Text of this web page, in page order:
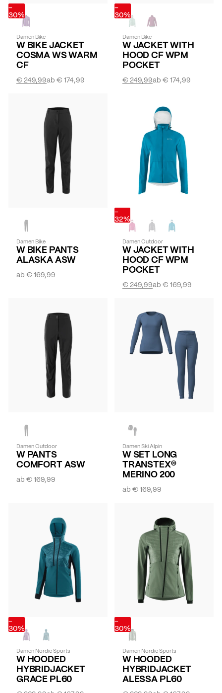
-
30%
Damen Bike
W BIKE JACKET
COSMA WS WARM
CF
ab€ 174,99
€ 249,99
-
30%
Damen Bike
W JACKET WITH
HOOD CF WPM
POCKET
ab€ 174,99
€ 249,99
Damen Bike
W BIKE PANTS
ALASKA ASW
ab€ 169,99
-
32%
Damen Outdoor
W JACKET WITH
HOOD CF WPM
POCKET
ab€ 169,99
€ 249,99
Damen Outdoor
W PANTS
COMFORT ASW
ab€ 169,99
Damen Ski Alpin
W SET LONG
TRANSTEX®
MERINO 200
ab€ 169,99
-
30%
Damen Nordic Sports
W HOODED
HYBRIDJACKET
GRACE PL60
-
30%
Damen Nordic Sports
W HOODED
HYBRIDJACKET
ALESSA PL60